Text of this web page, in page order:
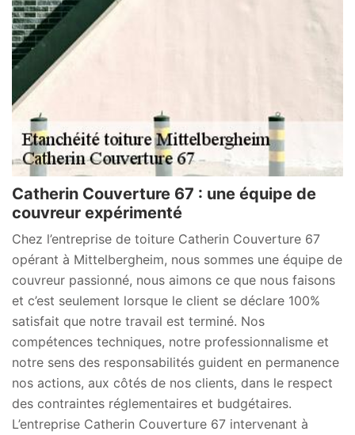
Catherin Couverture 67 : une équipe de
couvreur expérimenté
Chez l’entreprise de toiture Catherin Couverture 67
opérant à Mittelbergheim, nous sommes une équipe de
couvreur passionné, nous aimons ce que nous faisons
et c’est seulement lorsque le client se déclare 100%
satisfait que notre travail est terminé. Nos
compétences techniques, notre professionnalisme et
notre sens des responsabilités guident en permanence
nos actions, aux côtés de nos clients, dans le respect
des contraintes réglementaires et budgétaires.
L’entreprise Catherin Couverture 67 intervenant à